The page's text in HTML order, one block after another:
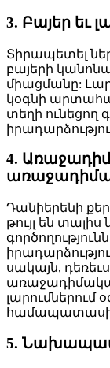
3. Բայեր եւ
Տիրապետել
բայերի
միացմանը:
կօգնի
տեղի ունեցող
4.
Դանիերենի
թույլ են
սակայն,
5.